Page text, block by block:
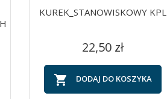
Szybki podgląd
KUREK_STANOWISKOWY KPL
Cena
22,50 zł
 DODAJ DO KOSZYKA